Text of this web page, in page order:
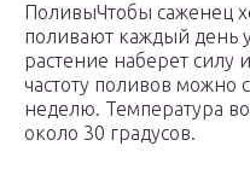
ПоливыЧтобы саженец
поливают каждый день
растение наберет силу
частоту поливов можно
неделю. Температура
около 30 градусов.